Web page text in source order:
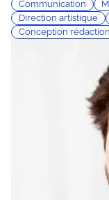
Communication
Direction artistique
Conception rédaction